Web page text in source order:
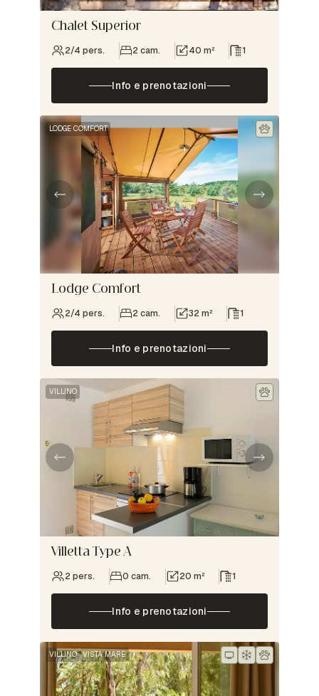
Chalet Superior
2/4 pers. 2 cam. 40 m² 1
Info e prenotazioni
LODGE COMFORT
Lodge Comfort
2/4 pers. 2 cam. 32 m² 1
Info e prenotazioni
VILLINO
Villetta Type A
2 pers. 0 cam. 20 m² 1
Info e prenotazioni
VILLINO VISTA MARE